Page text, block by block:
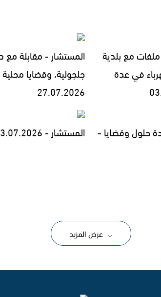
مع بلدية
في عدة
المستشار - مقابلة مع
جلجولية، وقضايا
27.07.2026
حلول وقضايا -
المستشار - 13.07.2026 -
عرض المزيد